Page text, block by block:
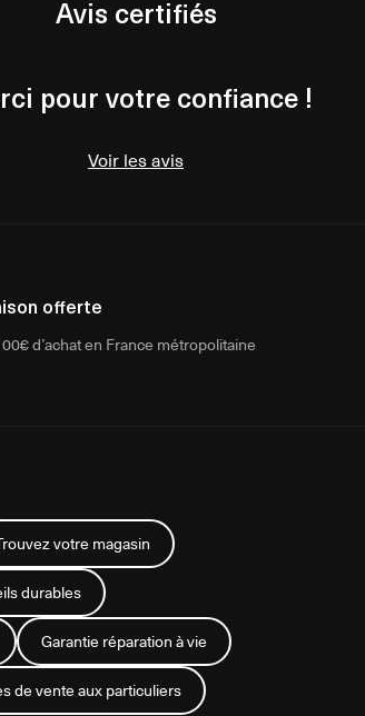
Avis certifiés
pour votre confiance !
Voir les avis
offerte
d’achat en France métropolitaine
votre magasin
durables
Garantie réparation à vie
de vente aux particuliers